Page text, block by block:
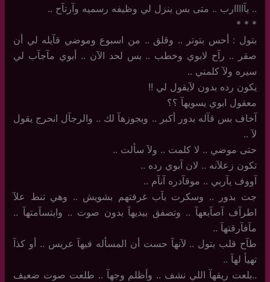
.. يآاااارب .. متى بس ينزل لي وظيفه رسميه وآرتآح ..
‏*‏ * *
بتول : أحس بتوتر .. وقلق .. من اسبوع وموضي قآيله لي أن
صقر .. رآح لابوي وخطب .. بس لحد الآن .. أبوي مآجآب لي
سيره ولآ كلمني ..
يكون رده بدون لآيقول لي !!
معقول ابوي يسويهآ ؟؟
آخاف بس قآله بدور أكبر .. وبجوزهآ لك .. والرجآل انحرج يقول
لآ ..
حتى موضي .. لا كلمت .. ولآ سألت ..
تكون زعلآنه .. لان آبوي رده ..
آووف يآربي .. موقآدره آنآم ..
جت بدور .. وسكرت بآب غرفتهم بشويش .. وهي تنط علآ
اطرآف آصآبعهآ .. وتصفق بيديهآ بدون صوت .. وابتسآمتهآ ..
مآفآرقتهآ ..
طآح قلب بتول .. لآنهآ حست أن المسأله فيهآ عريس .. أو كذآ
تهيأ لهآ ..
..بلعت ريقهآ اللي نشف .. وأظلم وجهآ .. طلعت صوت ضعيف